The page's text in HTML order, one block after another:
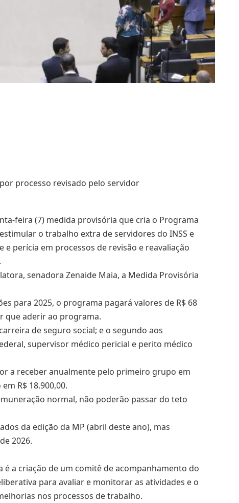
processo revisado pelo servidor
feira (7) medida provisória que cria o Programa
o trabalho extra de servidores do INSS e
perícia em processos de revisão e reavaliação
senadora Zenaide Maia, a Medida Provisória
para 2025, o programa pagará valores de R$ 68
que aderir ao programa.
de seguro social; e o segundo aos
supervisor médico pericial e perito médico
a receber anualmente pelo primeiro grupo em
R$ 18.900,00.
normal, não poderão passar do teto
da edição da MP (abril deste ano), mas
2026.
a criação de um comitê de acompanhamento do
para avaliar e monitorar as atividades e o
nos processos de trabalho.